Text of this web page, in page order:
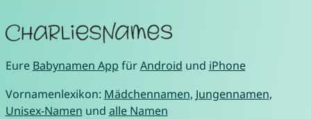
Eure Babynamen App fürAndroid und iPhone
Vornamenlexikon: Mädchennamen, Jungennamen,
Unisex-Namen und alle Namen